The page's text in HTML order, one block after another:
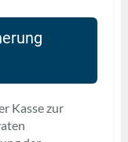
Kasse zur